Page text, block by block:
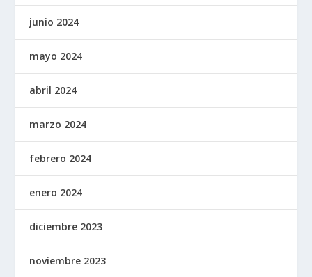
junio 2024
mayo 2024
abril 2024
marzo 2024
febrero 2024
enero 2024
diciembre 2023
noviembre 2023